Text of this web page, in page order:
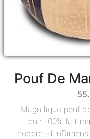
Pouf De
Magnifique pouf
cuir 100% fait
inodore.¬†